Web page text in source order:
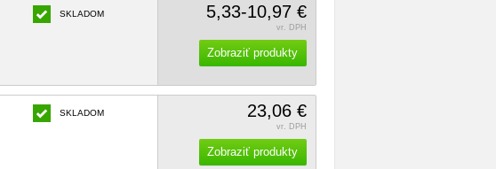
SKLADOM 5,33-10,97 €
vr. DPH
Zobraziť produkty
SKLADOM 23,06 €
vr. DPH
Zobraziť produkty